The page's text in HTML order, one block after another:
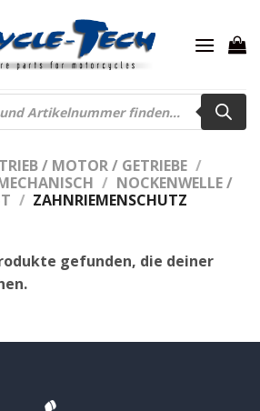
/ MOTOR / GETRIEBE /
/ NOCKENWELLE /
/ ZAHNRIEMENSCHUTZ
gefunden, die deiner